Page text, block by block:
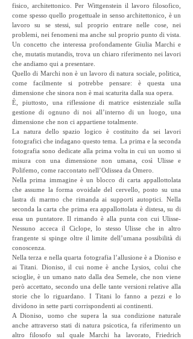
fisico, architettonico. Per Wittgenstein il lavoro filosofico,
come spesso quello progettuale in senso architettonico, è un
lavoro su se stessi, sul proprio entrare nelle cose, nei
problemi, nei fenomeni ma anche sul proprio punto di vista.
Un concetto che interessa profondamente Giulia Marchi e
che, mutatis mutandis, trova un chiaro riferimento nei lavori
che andiamo qui a presentare.
Quello di Marchi non è un lavoro di natura sociale, politica,
come facilmente si potrebbe pensare: è questa una
dimensione che sinora non è mai scaturita dalla sua opera.
È, piuttosto, una riflessione di matrice esistenziale sulla
gestione di ognuno di noi all’interno di un luogo, una
dimensione che non ci appartiene totalmente.
La natura dello spazio logico è costituito da sei lavori
fotografici che indagano questo tema. La prima e la seconda
fotografia sono dedicate alla prima volta in cui un uomo si
misura con una dimensione non umana, così Ulisse e
Polifemo, come raccontato nell’Odissea da Omero.
Nella prima immagine è un blocco di carta appallottolata
che assume la forma ovoidale del cervello, posto su una
lastra di marmo che rimanda ai supporti autoptici. Nella
seconda la carta che prima era appallottolata è distesa, su di
essa un puntatore. Il rimando è alla punta con cui Ulisse-
Nessuno acceca il Ciclope, lo stesso Ulisse che in altro
frangente si spinge oltre il limite dell’umana possibilità di
conoscenza.
Nella terza e nella quarta fotografia l’allusione è a Dioniso e
ai Titani. Dioniso, il cui nome è anche Lysios, colui che
scioglie, è un umano nato dalla dea Semele, che non viene
però accettato, secondo una delle tante versioni relative alla
storie che lo riguardano. I Titani lo fanno a pezzi e lo
dividono in sette parti corrispondenti ai continenti.
A Dioniso, uomo che supera la sua condizione naturale
anche attraverso stati di natura psicotica, fa riferimento un
altro filosofo sul quale Marchi ha lavorato, Friedrich